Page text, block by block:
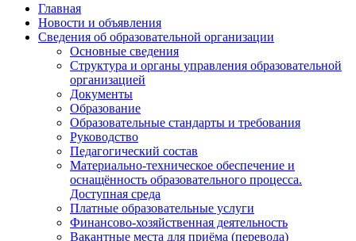
Главная
Новости и объявления
Сведения об образовательной­ организации
Основные сведения
Структура и органы управления образовательной
организацией
Документы
Образование
Образовательные стандарты и требования
Руководство
Педагогический состав
Материально-техническое обеспечение и
оснащённость образовательного процесса.
Доступная среда
Платные образовательные услуги
Финансово-хозяйственная деятельность
Вакантные места для приёма (перевода)